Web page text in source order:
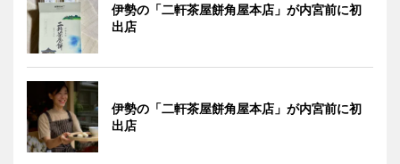
伊勢の「二軒茶屋餅角屋本店」が内宮前に初
出店
伊勢の「二軒茶屋餅角屋本店」が内宮前に初
出店